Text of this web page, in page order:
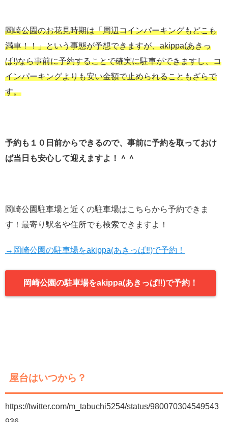
岡崎公園のお花見時期は「周辺コインパーキングもどこも
満車！！」という事態が予想できますが、akippa(あきっ
ぱ!)なら事前に予約することで確実に駐車ができますし、コ
インパーキングよりも安い金額で止められることもざらで
す。
予約も１０日前からできるので、事前に予約を取っておけ
ば当日も安心して迎えますよ！＾＾
岡崎公園駐車場と近くの駐車場はこちらから予約できま
す！最寄り駅名や住所でも検索できますよ！
→岡崎公園の駐車場をakippa(あきっぱ‼︎)で予約！
岡崎公園の駐車場をakippa(あきっぱ‼︎)で予約！
屋台はいつから？
https://twitter.com/m_tabuchi5254/status/980070304549543